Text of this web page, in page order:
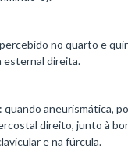
no quarto e
esternal direita.
aneurismática,
direito, junto à
e na fúrcula.